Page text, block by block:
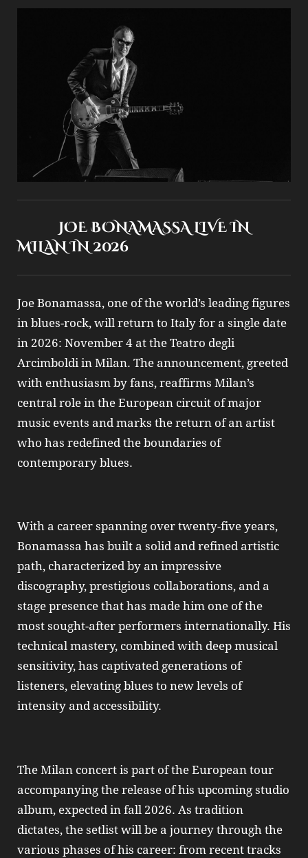
JOE BONAMASSA LIVE IN
MILAN IN 2026
Joe Bonamassa, one of the world’s leading figures
in blues-rock, will return to Italy for a single date
in 2026: November 4 at the Teatro degli
Arcimboldi in Milan. The announcement, greeted
with enthusiasm by fans, reaffirms Milan’s
central role in the European circuit of major
music events and marks the return of an artist
who has redefined the boundaries of
contemporary blues.
With a career spanning over twenty-five years,
Bonamassa has built a solid and refined artistic
path, characterized by an impressive
discography, prestigious collaborations, and a
stage presence that has made him one of the
most sought-after performers internationally. His
technical mastery, combined with deep musical
sensitivity, has captivated generations of
listeners, elevating blues to new levels of
intensity and accessibility.
The Milan concert is part of the European tour
accompanying the release of his upcoming studio
album, expected in fall 2026. As tradition
dictates, the setlist will be a journey through the
various phases of his career: from recent tracks